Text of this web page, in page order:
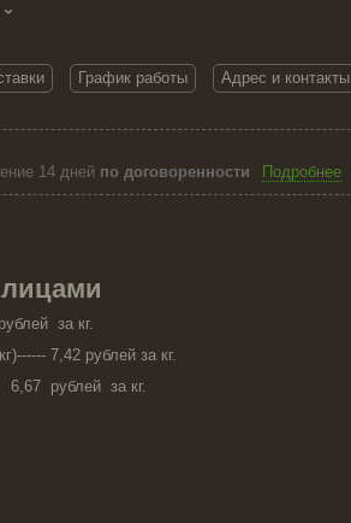
График работы Адрес и контакты
14 дней по договоренности Подробнее
за кг.
7,42 рублей за кг.
6,67 рублей за кг.